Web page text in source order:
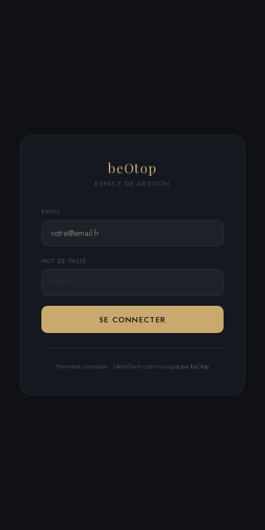
beOtop
ESPACE DE GESTION
EMAIL
MOT DE PASSE
SE CONNECTER
Première connexion · identifiants communiqués par beOtop